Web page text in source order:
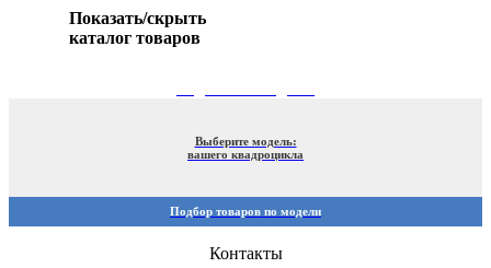
Показать/скрыть
каталог товаров
Выберите модель:
вашего квадроцикла
Подбор товаров по модели
Контакты